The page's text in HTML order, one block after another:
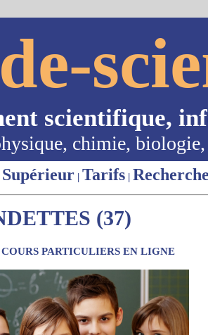
scientifique,
chimie,
Supérieur | Tarifs |
(37)
PARTICULIERS EN LIGNE